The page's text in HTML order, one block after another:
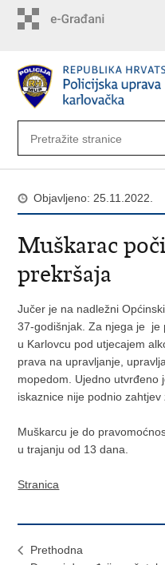
Objavljeno: 25.11.2022.
Muškarac
prekršaja
Jučer je na nadležni
37-godišnjak. Za njega je je
u Karlovcu pod utjecajem
prava na upravljanje,
mopedom. Ujedno utvrđeno
iskaznice nije podnio
Muškarcu je do
u trajanju od 13 dana.
Stranica
Prethodna